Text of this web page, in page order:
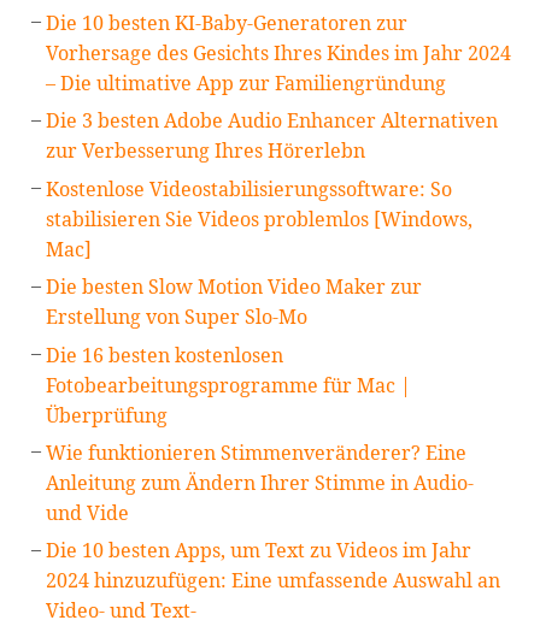
Die 10 besten KI-Baby-Generatoren zur
Vorhersage des Gesichts Ihres Kindes im Jahr 2024
– Die ultimative App zur Familiengründung
Die 3 besten Adobe Audio Enhancer Alternativen
zur Verbesserung Ihres Hörerlebn
Kostenlose Videostabilisierungssoftware: So
stabilisieren Sie Videos problemlos [Windows,
Mac]
Die besten Slow Motion Video Maker zur
Erstellung von Super Slo-Mo
Die 16 besten kostenlosen
Fotobearbeitungsprogramme für Mac |
Überprüfung
Wie funktionieren Stimmenveränderer? Eine
Anleitung zum Ändern Ihrer Stimme in Audio-
und Vide
Die 10 besten Apps, um Text zu Videos im Jahr
2024 hinzuzufügen: Eine umfassende Auswahl an
Video- und Text-